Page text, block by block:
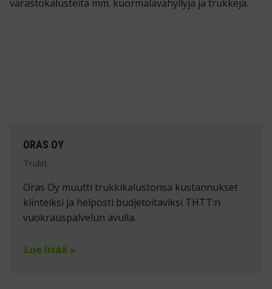
ORAS OY
Trukit
Oras Oy muutti trukkikalustonsa kustannukset
kiinteiksi ja helposti budjetoitaviksi THTT:n
vuokrauspalvelun avulla.
Lue lisää »